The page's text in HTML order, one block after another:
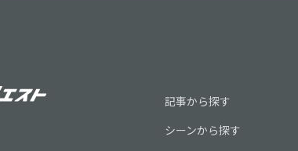
記事から探す
シーンから探す